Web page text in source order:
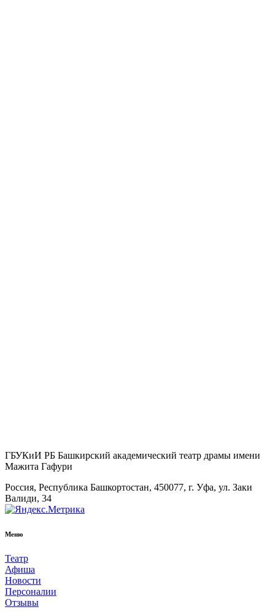
ГБУКиИ РБ Башкирский академический театр драмы имени
Мажита Гафури
Россия, Республика Башкортостан, 450077, г. Уфа, ул. Заки
Валиди, 34
Меню
Театр
Афиша
Новости
Персоналии
Отзывы